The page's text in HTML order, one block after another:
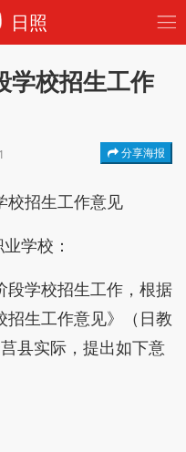
日照
学校招生工作
分享海报
校招生工作意见
学校：
段学校招生工作，根据
招生工作意见》（日教
县实际，提出如下意